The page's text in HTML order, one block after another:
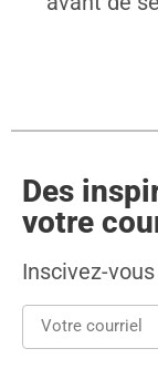
Des
votre
Inscivez-